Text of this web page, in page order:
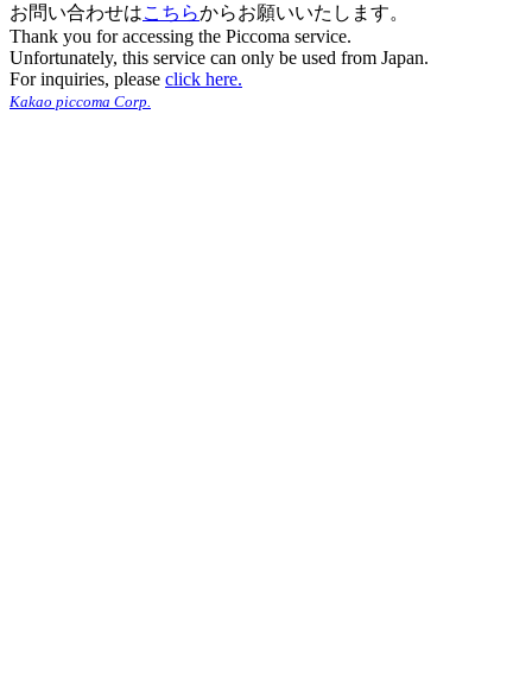
お問い合わせはこちらからお願いいたします。
Thank you for accessing the Piccoma service.
Unfortunately, this service can only be used from Japan.
For inquiries, please click here.
Kakao piccoma Corp.